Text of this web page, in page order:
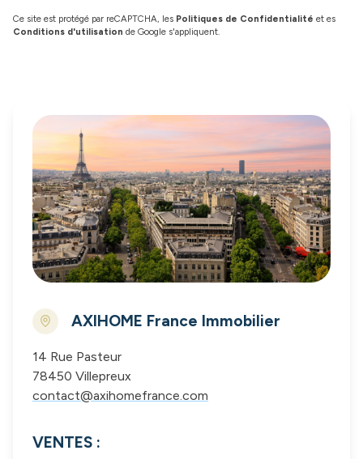
Ce site est protégé par reCAPTCHA, les Politiques de Confidentialité et es
Conditions d'utilisation de Google s'appliquent.
AXIHOME France Immobilier
14 Rue Pasteur
78450 Villepreux
contact@axihomefrance.com
VENTES :